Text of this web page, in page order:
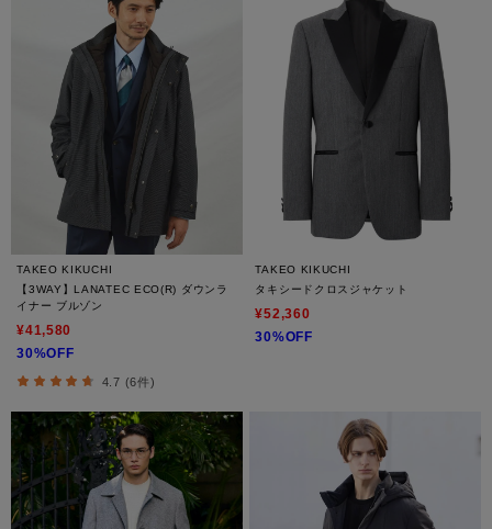
TAKEO KIKUCHI
【3WAY】LANATEC ECO(R) ダウンラ
イナー ブルゾン
¥41,580
30%OFF
4.7 (6件)
TAKEO KIKUCHI
タキシードクロスジャケット
¥52,360
30%OFF